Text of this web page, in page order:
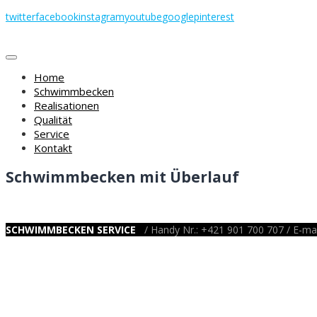
Skip
twitterfacebookinstagramyoutubegooglepinterest
Home
Schwimmbecken
Realisationen
Qualität
Service
Kontakt
Schwimmbecken mit Überlauf
SCHWIMMBECKEN SERVICE / Handy Nr.: +421 901 700 707 / E-